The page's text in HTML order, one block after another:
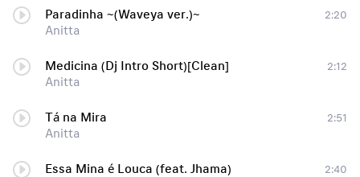
Paradinha ~(Waveya ver.)~
Anitta
2:20
Medicina (Dj Intro Short)[Clean]
Anitta
2:12
Tá na Mira
Anitta
2:51
Essa Mina é Louca (feat. Jhama)
2:40